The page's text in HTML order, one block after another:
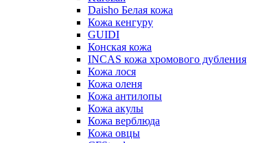
Daisho Белая кожа
Кожа кенгуру
GUIDI
Конская кожа
INCAS кожа хромового дубления
Кожа лося
Кожа оленя
Кожа антилопы
Кожа акулы
Кожа верблюда
Кожа овцы